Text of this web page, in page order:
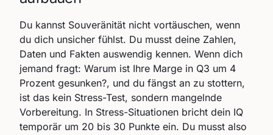
Du kannst Souveränität nicht vortäuschen, wenn
du dich unsicher fühlst. Du musst deine Zahlen,
Daten und Fakten auswendig kennen. Wenn dich
jemand fragt: Warum ist Ihre Marge in Q3 um 4
Prozent gesunken?, und du fängst an zu stottern,
ist das kein Stress-Test, sondern mangelnde
Vorbereitung. In Stress-Situationen bricht dein IQ
temporär um 20 bis 30 Punkte ein. Du musst also